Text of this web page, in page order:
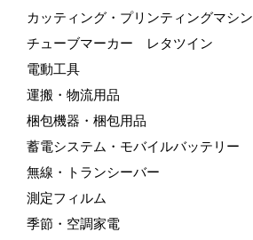
カッティング・プリンティングマシン
チューブマーカー レタツイン
電動工具
運搬・物流用品
梱包機器・梱包用品
蓄電システム・モバイルバッテリー
無線・トランシーバー
測定フィルム
季節・空調家電